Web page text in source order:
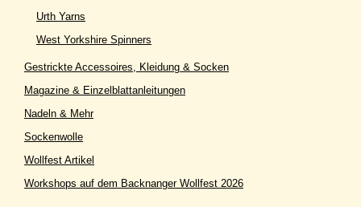
Urth Yarns
West Yorkshire Spinners
Gestrickte Accessoires, Kleidung & Socken
Magazine & Einzelblattanleitungen
Nadeln & Mehr
Sockenwolle
Wollfest Artikel
Workshops auf dem Backnanger Wollfest 2026